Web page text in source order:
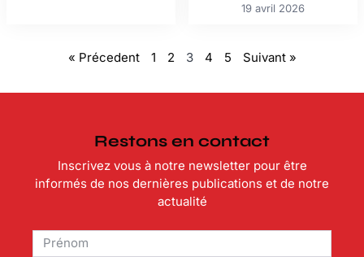
19 avril 2026
« Précedent 1 2 3 4 5 Suivant »
Restons en contact
Inscrivez vous à notre newsletter pour être
informés de nos dernières publications et de notre
actualité